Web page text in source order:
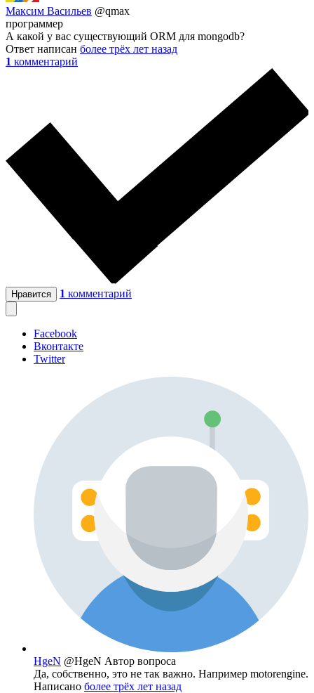
Максим Васильев @qmax
программер
А какой у вас существующий ORM для mongodb?
Ответ написан более трёх лет назад
1 комментарий
Нравится 1 комментарий
Facebook
Вконтакте
Twitter
HgeN @HgeN Автор вопроса
Да, собственно, это не так важно. Например motorengine.
Написано более трёх лет назад